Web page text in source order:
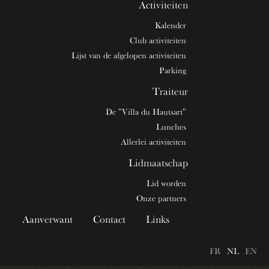
Activiteiten
Kalender
Club activiteiten
Lijst van de afgelopen activiteiten
Parking
Traiteur
De "Villa du Hautsart"
Lunches
Allerlei activiteiten
Lidmaatschap
Lid worden
Onze partners
Aanverwant Contact Links
FR NL EN